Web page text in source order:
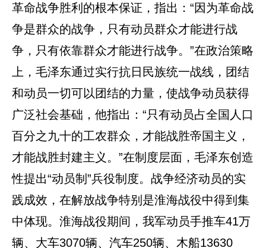
革命战争胜利的根本保证，指出：“因为革命战
争是群众的战争，只有动员群众才能进行战
争，只有依靠群众才能进行战争。”在政治策略
上，毛泽东通过实行抗日民族统一战线，团结
和动员一切可以团结的力量，使战争动员获得
广泛社会基础，他指出：“只有动员占全国人口
百分之九十的工农群众，才能战胜帝国主义，
才能战胜封建主义。”在制度层面，毛泽东创造
性提出“动员制”兵役制度。战争经济动员的实
践成效，在解放战争特别是淮海战役中得到集
中体现。淮海战役期间，我军动员手推车41万
辆、大车3070辆、汽车250辆、木船13630